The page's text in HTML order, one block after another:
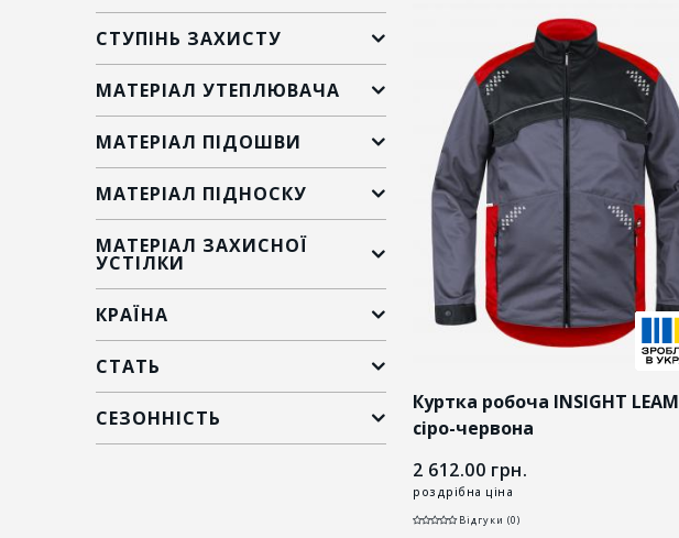
СТУПІНЬ ЗАХИСТУ
МАТЕРІАЛ УТЕПЛЮВАЧА
МАТЕРІАЛ ПІДОШВИ
МАТЕРІАЛ ПІДНОСКУ
МАТЕРІАЛ ЗАХИСНОЇ
УСТІЛКИ
КРАЇНА
СТАТЬ
СЕЗОННІСТЬ
Куртка робоча INSIGHT LEAM
сіро-червона
2 612.00 грн.
роздрібна ціна
Відгуки (0)